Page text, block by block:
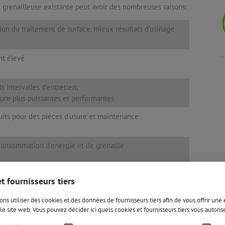
fournisseurs tiers
utiliser des cookies et des données de fournisseurs tiers afin de vous offrir une
site web. Vous pouvez décider ici quels cookies et fournisseurs tiers vous
existante peut avoir des nombreuses raisons:
du traitement de surface, mieux résultats d'usinage
élevé
intervalles d'entretien,
plus puissantes et performantes
pour des pièces d'usure et maintenance
d'energie et de grenaille
du niveau de bruit,
protection supplémentaires
des pièces d'usure de manière simple